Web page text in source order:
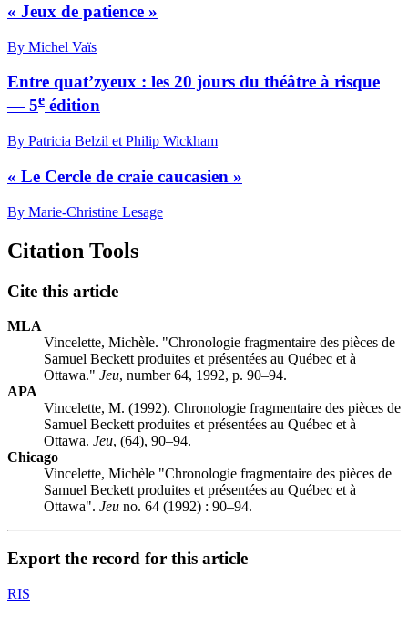
« Jeux de patience »
By Michel Vaïs
Entre quat’zyeux : les 20 jours du théâtre à risque
— 5e édition
By Patricia Belzil et Philip Wickham
« Le Cercle de craie caucasien »
By Marie-Christine Lesage
Citation Tools
Cite this article
MLA
Vincelette, Michèle. "Chronologie fragmentaire des pièces de
Samuel Beckett produites et présentées au Québec et à
Ottawa." Jeu, number 64, 1992, p. 90–94.
APA
Vincelette, M. (1992). Chronologie fragmentaire des pièces de
Samuel Beckett produites et présentées au Québec et à
Ottawa. Jeu, (64), 90–94.
Chicago
Vincelette, Michèle "Chronologie fragmentaire des pièces de
Samuel Beckett produites et présentées au Québec et à
Ottawa". Jeu no. 64 (1992) : 90–94.
Export the record for this article
RIS